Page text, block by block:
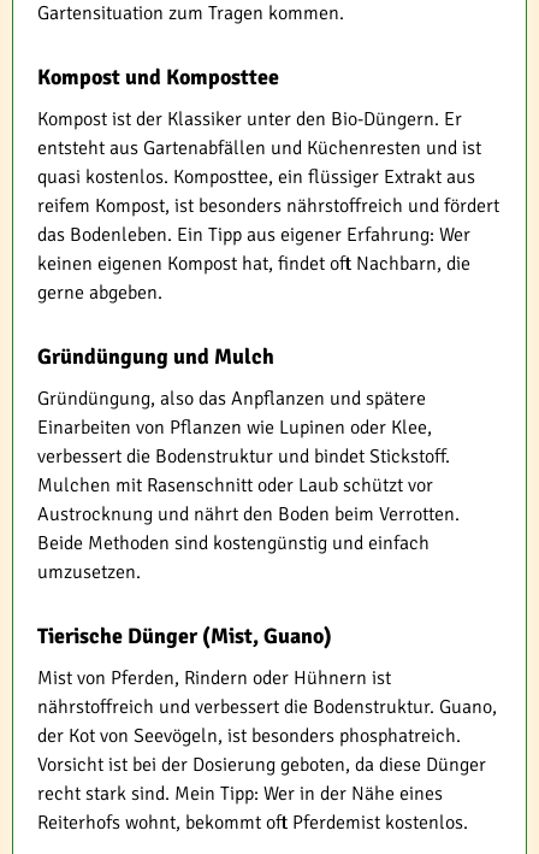
Gartensituation zum Tragen kommen.
Kompost und Komposttee
Kompost ist der Klassiker unter den Bio-Düngern. Er
entsteht aus Gartenabfällen und Küchenresten und ist
quasi kostenlos. Komposttee, ein flüssiger Extrakt aus
reifem Kompost, ist besonders nährstoffreich und fördert
das Bodenleben. Ein Tipp aus eigener Erfahrung: Wer
keinen eigenen Kompost hat, findet oft Nachbarn, die
gerne abgeben.
Gründüngung und Mulch
Gründüngung, also das Anpflanzen und spätere
Einarbeiten von Pflanzen wie Lupinen oder Klee,
verbessert die Bodenstruktur und bindet Stickstoff.
Mulchen mit Rasenschnitt oder Laub schützt vor
Austrocknung und nährt den Boden beim Verrotten.
Beide Methoden sind kostengünstig und einfach
umzusetzen.
Tierische Dünger (Mist, Guano)
Mist von Pferden, Rindern oder Hühnern ist
nährstoffreich und verbessert die Bodenstruktur. Guano,
der Kot von Seevögeln, ist besonders phosphatreich.
Vorsicht ist bei der Dosierung geboten, da diese Dünger
recht stark sind. Mein Tipp: Wer in der Nähe eines
Reiterhofs wohnt, bekommt oft Pferdemist kostenlos.